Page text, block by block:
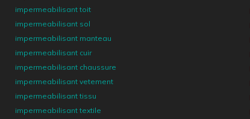
impermeabilisant toit
impermeabilisant sol
impermeabilisant manteau
impermeabilisant cuir
impermeabilisant chaussure
impermeabilisant vetement
impermeabilisant tissu
impermeabilisant textile